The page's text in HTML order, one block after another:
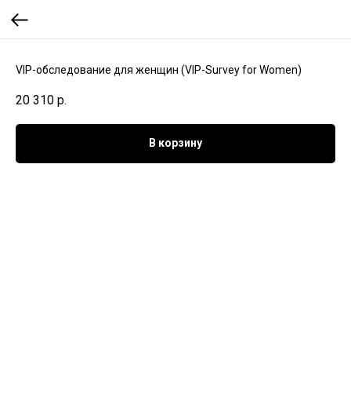
VIP-обследование для женщин (VIP-Survey for Women)
20 310 р.
В корзину